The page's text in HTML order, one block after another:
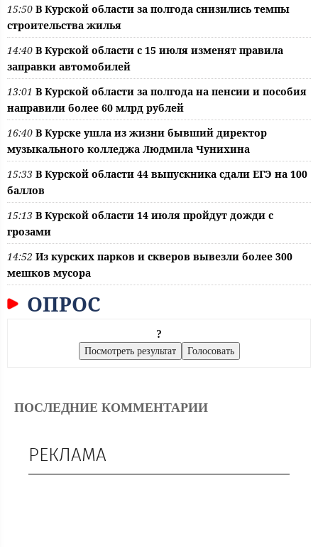
15:50 В Курской области за полгода снизились темпы
строительства жилья
14:40 В Курской области с 15 июля изменят правила
заправки автомобилей
13:01 В Курской области за полгода на пенсии и пособия
направили более 60 млрд рублей
16:40 В Курске ушла из жизни бывший директор
музыкального колледжа Людмила Чунихина
15:33 В Курской области 44 выпускника сдали ЕГЭ на 100
баллов
15:13 В Курской области 14 июля пройдут дожди с
грозами
14:52 Из курских парков и скверов вывезли более 300
мешков мусора
ОПРОС
?
ПОСЛЕДНИЕ КОММЕНТАРИИ
РЕКЛАМА